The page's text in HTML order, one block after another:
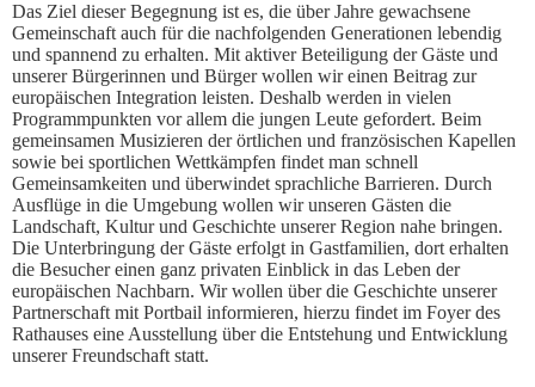
Das Ziel dieser Begegnung ist es, die über Jahre gewachsene
Gemeinschaft auch für die nachfolgenden Generationen lebendig
und spannend zu erhalten. Mit aktiver Beteiligung der Gäste und
unserer Bürgerinnen und Bürger wollen wir einen Beitrag zur
europäischen Integration leisten. Deshalb werden in vielen
Programmpunkten vor allem die jungen Leute gefordert. Beim
gemeinsamen Musizieren der örtlichen und französischen Kapellen
sowie bei sportlichen Wettkämpfen findet man schnell
Gemeinsamkeiten und überwindet sprachliche Barrieren. Durch
Ausflüge in die Umgebung wollen wir unseren Gästen die
Landschaft, Kultur und Geschichte unserer Region nahe bringen.
Die Unterbringung der Gäste erfolgt in Gastfamilien, dort erhalten
die Besucher einen ganz privaten Einblick in das Leben der
europäischen Nachbarn. Wir wollen über die Geschichte unserer
Partnerschaft mit Portbail informieren, hierzu findet im Foyer des
Rathauses eine Ausstellung über die Entstehung und Entwicklung
unserer Freundschaft statt.